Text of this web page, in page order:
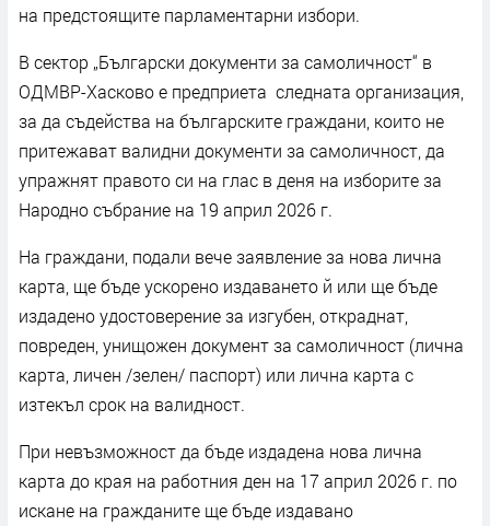
на предстоящите парламентарни избори.
В сектор „Български документи за самоличност“ в
ОДМВР-Хасково е предприета следната организация,
за да съдейства на българските граждани, които не
притежават валидни документи за самоличност, да
упражнят правото си на глас в деня на изборите за
Народно събрание на 19 април 2026 г.
На граждани, подали вече заявление за нова лична
карта, ще бъде ускорено издаването й или ще бъде
издадено удостоверение за изгубен, откраднат,
повреден, унищожен документ за самоличност (лична
карта, личен /зелен/ паспорт) или лична карта с
изтекъл срок на валидност.
При невъзможност да бъде издадена нова лична
карта до края на работния ден на 17 април 2026 г. по
искане на гражданите ще бъде издавано